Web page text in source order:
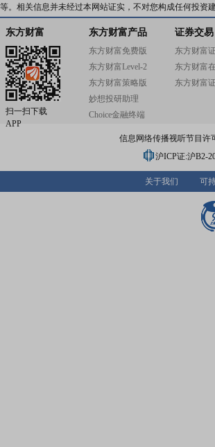
等。相关信息并未经过本网站证实，不对您构成任何投资